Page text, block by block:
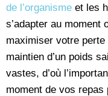
de l’organisme et les
s’adapter au moment
maximiser votre
maintien d’un poids
vastes, d’où
moment de vos